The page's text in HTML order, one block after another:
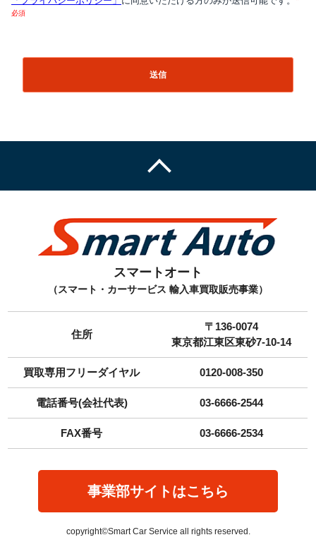
スマートオート
（スマート・カーサービス 輸入車買取販売事業）
住所
〒136-0074
東京都江東区東砂7-10-14
買取専用フリーダイヤル 0120-008-350
電話番号(会社代表) 03-6666-2544
FAX番号 03-6666-2534
事業部サイトはこちら
copyright©Smart Car Service all rights reserved.